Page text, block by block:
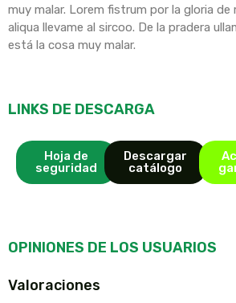
muy malar. Lorem fistrum por la gloria de
aliqua llevame al sircoo. De la pradera
está la cosa muy malar.
LINKS DE DESCARGA
Hoja de
seguridad
Descargar
catálogo
OPINIONES DE LOS USUARIOS
Valoraciones